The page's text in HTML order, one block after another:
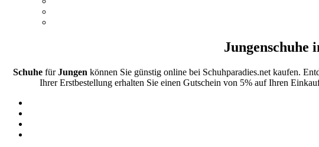
Jungenschuhe
SchuhefürJungen können Sie günstig online bei Schuhparadies.net kaufen.
Ihrer Erstbestellung erhalten Sie einen Gutschein von 5% auf Ihren